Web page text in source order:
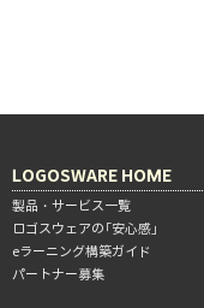
LOGOSWARE HOME
製品・サービス一覧
ロゴスウェアの「安心感」
eラーニング構築ガイド
パートナー募集